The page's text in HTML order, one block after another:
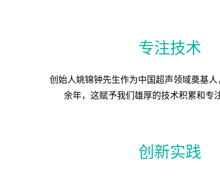
专注技术
创始人姚锦钟先生作为中国超声领域奠基
余年，这赋予我们雄厚的技术积累和专
创新实践